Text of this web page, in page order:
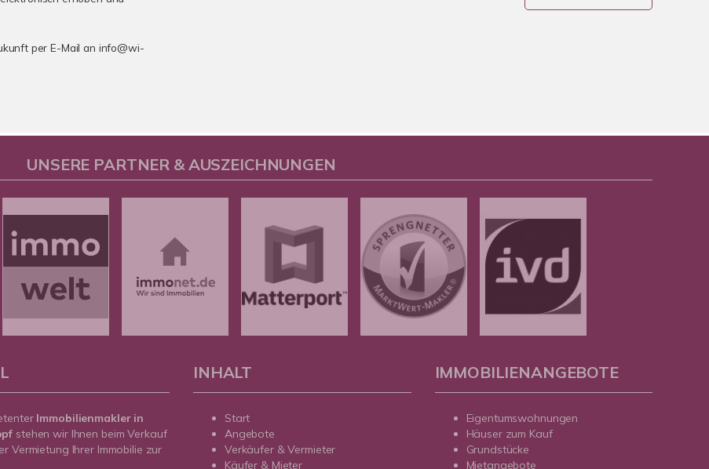
per E-Mail an info@wi-
UNSERE PARTNER & AUSZEICHNUNGEN
Immobilienmakler in
stehen wir Ihnen beim Verkauf
Vermietung Ihrer Immobilie zur
INHALT
Start
Angebote
Verkäufer & Vermieter
Käufer & Mieter
IMMOBILIENANGEBOTE
Eigentumswohnungen
Häuser zum Kauf
Grundstücke
Mietangebote